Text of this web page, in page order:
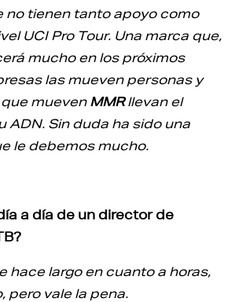
no tienen tanto apoyo como
UCI Pro Tour. Una marca que,
mucho en los próximos
las mueven personas y
muevenMMRllevan el
ADN. Sin duda ha sido una
le debemos mucho.
a día de un director de
hace largo en cuanto a horas,
pero vale la pena.